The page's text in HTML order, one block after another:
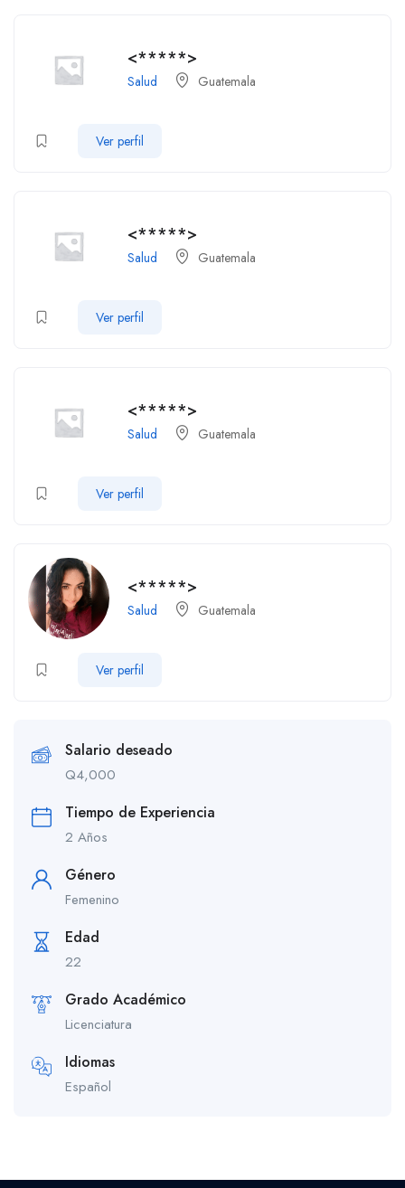
<*****>
Salud Guatemala
Ver perfil
<*****>
Salud Guatemala
Ver perfil
<*****>
Salud Guatemala
Ver perfil
<*****>
Salud Guatemala
Ver perfil
Salario deseado
Q4,000
Tiempo de Experiencia
2 Años
Género
Femenino
Edad
22
Grado Académico
Licenciatura
Idiomas
Español